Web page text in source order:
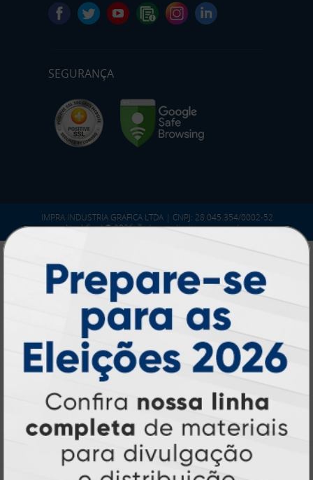
SEGURANÇA
IMPRA INDUSTRIA GRAFICA LTDA | CNPJ: 28.045.354/0002-52
Atual Card © 2026. Todos os direitos reservados.
Atual Card: A Gráfica Pioneira em
Personalização Online
Atual Card é referência em impressão
gráfica online no Brasil
ampla variedade de produtos e soluções para
atender profissionais autônomos, empresas e
revendedores gráficos
quase três
décadas de experiência
, somos pioneiros no
segmento de
impressão sob demanda,
investindo continuamente em
tecnologia,
inovação e personalizaçãopara entregar
qualidade, agilidade e a melhor
experiência
aos nossos clientes.